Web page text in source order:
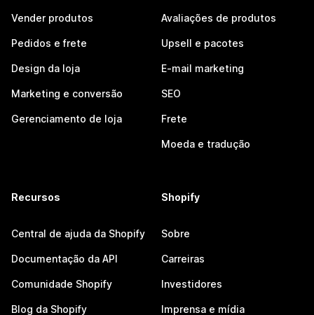
Vender produtos
Pedidos e frete
Design da loja
Marketing e conversão
Gerenciamento de loja
Avaliações de produtos
Upsell e pacotes
E-mail marketing
SEO
Frete
Moeda e tradução
Recursos
Central de ajuda da Shopify
Documentação da API
Comunidade Shopify
Blog da Shopify
Shopify
Sobre
Carreiras
Investidores
Imprensa e mídia